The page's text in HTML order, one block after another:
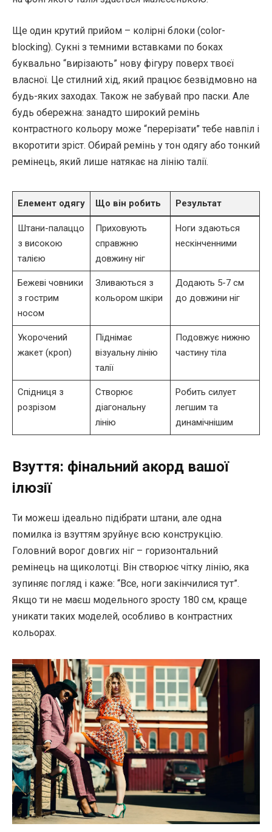
Ще один крутий прийом – колірні блоки (color-
blocking). Сукні з темними вставками по боках
буквально “вирізають” нову фігуру поверх твоєї
власної. Це стилний хід, який працює безвідмовно на
будь-яких заходах. Також не забувай про паски. Але
будь обережна: занадто широкий ремінь
контрастного кольору може “перерізати” тебе навпіл і
вкоротити зріст. Обирай ремінь у тон одягу або тонкий
ремінець, який лише натякає на лінію талії.
Елемент одягу Що він робить Результат
Штани-палаццо
з високою
талією
Приховують
справжню
довжину ніг
Ноги здаються
нескінченними
Бежеві човники
з гострим
носом
Зливаються з
кольором шкіри
Додають 5-7 см
до довжини ніг
Укорочений
жакет (кроп)
Піднімає
візуальну лінію
талії
Подовжує нижню
частину тіла
Спідниця з
розрізом
Створює
діагональну
лінію
Робить силует
легшим та
динамічнішим
Взуття: фінальний акорд вашої
ілюзії
Ти можеш ідеально підібрати штани, але одна
помилка із взуттям зруйнує всю конструкцію.
Головний ворог довгих ніг – горизонтальний
ремінець на щиколотці. Він створює чітку лінію, яка
зупиняє погляд і каже: “Все, ноги закінчилися тут”.
Якщо ти не маєш модельного зросту 180 см, краще
уникати таких моделей, особливо в контрастних
кольорах.